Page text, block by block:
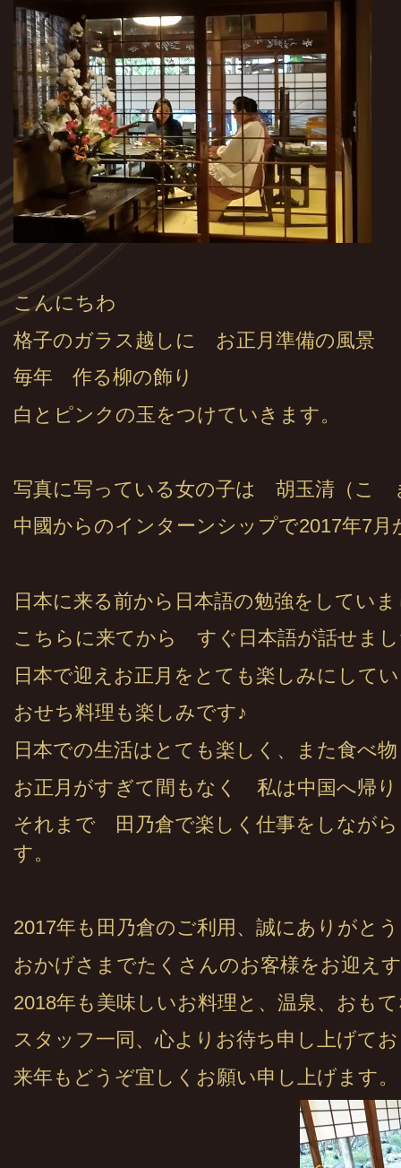
こんにちわ
格子のガラス越しに お正月準備の風景
毎年 作る柳の飾り
白とピンクの玉をつけていきます。
写真に写っている女の子は 胡玉清（こ
中國からのインターンシップで2017年7
日本に来る前から日本語の勉強をしてい
こちらに来てから すぐ日本語が話せま
日本で迎えお正月をとても楽しみにして
おせち料理も楽しみです♪
日本での生活はとても楽しく、また食べ
お正月がすぎて間もなく 私は中国へ帰り
それまで 田乃倉で楽しく仕事をしなが
す。
2017年も田乃倉のご利用、誠にありがと
おかげさまでたくさんのお客様をお迎え
2018年も美味しいお料理と、温泉、おも
スタッフ一同、心よりお待ち申し上げて
来年もどうぞ宜しくお願い申し上げます。